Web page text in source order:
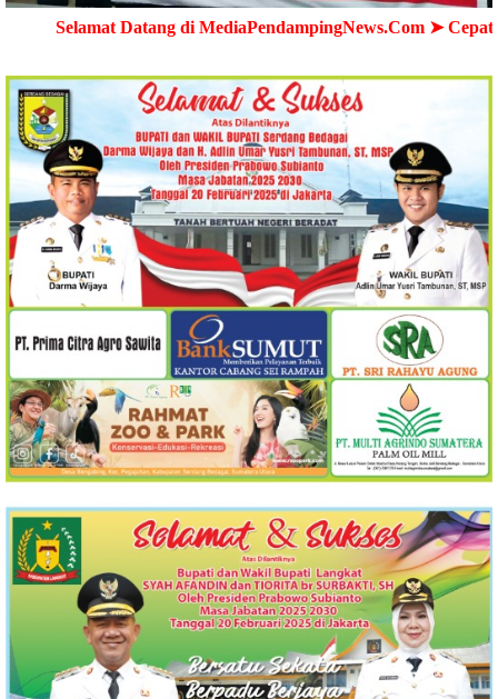
Datang di MediaPendampingNews.Com ➤ Cepat - Akurat -